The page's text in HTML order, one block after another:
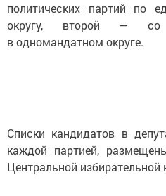
политических партий по
округу, второй — со
в одномандатном округе.
Списки кандидатов в
каждой партией,
Центральной избирательной